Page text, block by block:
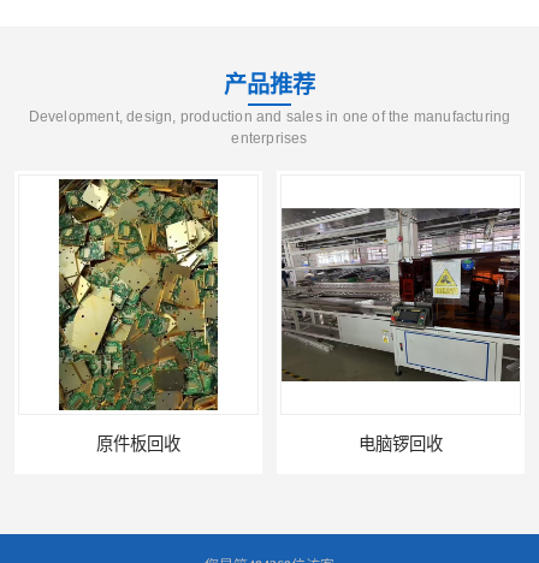
产品推荐
Development, design, production and sales in one of the manufacturing
enterprises
电脑锣回收 回收机器设备